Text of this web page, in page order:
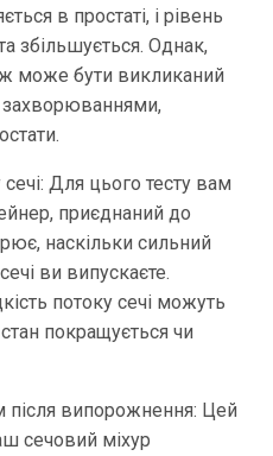
в простаті, і рівень
збільшується. Однак,
може бути викликаний
Для цього тесту вам
приєднаний до
наскільки сильний
ви випускаєте.
потоку сечі можуть
покращується чи
після випорожнення: Цей
сечовий міхур